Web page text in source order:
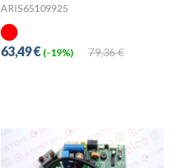
ARIS65109925
79,36 €
63,49 € (-19%)